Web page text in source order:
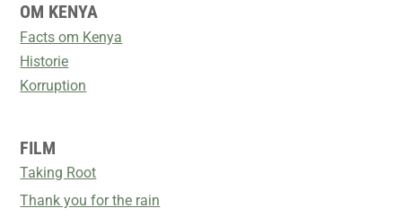
OM KENYA
Facts om Kenya
Historie
Korruption
FILM
Taking Root
Thank you for the rain